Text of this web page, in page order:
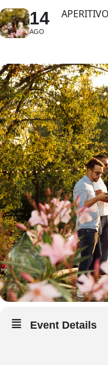
14
AGO
Event Details